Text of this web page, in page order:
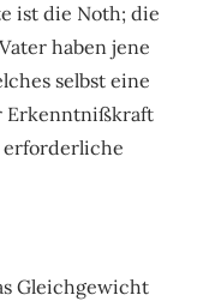
ist die Noth; die
haben jene
selbst eine
Erkenntnißkraft
erforderliche
Gleichgewicht